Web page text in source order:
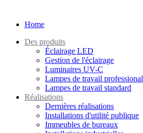
Home
Des produits
Éclairage LED
Gestion de l'éclairage
Luminaires UV-C
Lampes de travail professional
Lampes de travail standard
Réalisations
Dernières réalisations
Installations d'utilité publique
Immeubles de bureaux